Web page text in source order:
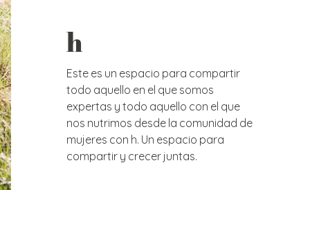
h
Este es un espacio para compartir
todo aquello en el que somos
expertas y todo aquello con el que
nos nutrimos desde la comunidad de
mujeres con h. Un espacio para
compartir y crecer juntas.